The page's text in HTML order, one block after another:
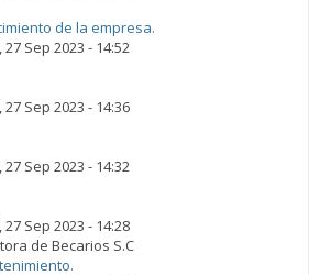
de la empresa.
27 Sep 2023 - 14:52
27 Sep 2023 - 14:36
27 Sep 2023 - 14:32
27 Sep 2023 - 14:28
de Becarios S.C